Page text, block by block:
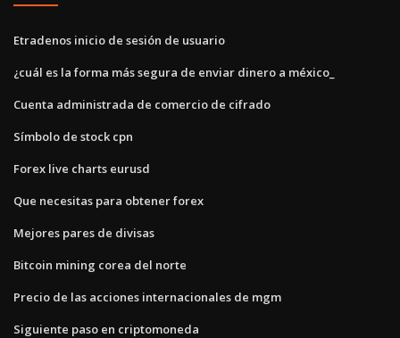
Etradenos inicio de sesión de usuario
¿cuál es la forma más segura de enviar dinero a méxico_
Cuenta administrada de comercio de cifrado
Símbolo de stock cpn
Forex live charts eurusd
Que necesitas para obtener forex
Mejores pares de divisas
Bitcoin mining corea del norte
Precio de las acciones internacionales de mgm
Siguiente paso en criptomoneda